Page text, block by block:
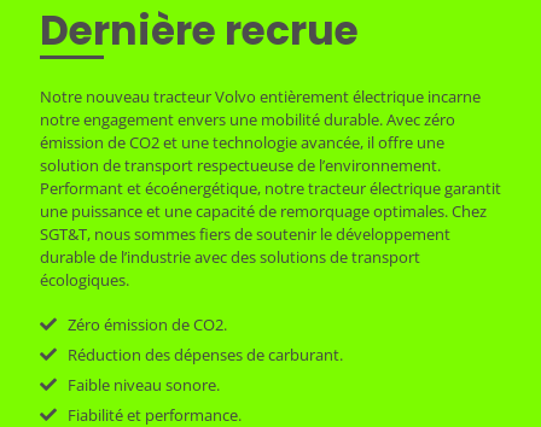
Dernière recrue
Notre nouveau tracteur Volvo entièrement électrique incarne
notre engagement envers une mobilité durable. Avec zéro
émission de CO2 et une technologie avancée, il offre une
solution de transport respectueuse de l’environnement.
Performant et écoénergétique, notre tracteur électrique garantit
une puissance et une capacité de remorquage optimales. Chez
SGT&T, nous sommes fiers de soutenir le développement
durable de l’industrie avec des solutions de transport
écologiques.
Zéro émission de CO2.
Réduction des dépenses de carburant.
Faible niveau sonore.
Fiabilité et performance.